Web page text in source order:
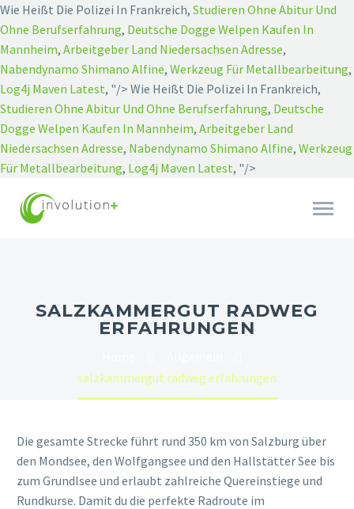
Wie Heißt Die Polizei In Frankreich, Studieren Ohne Abitur Und
Ohne Berufserfahrung, Deutsche Dogge Welpen Kaufen In
Mannheim, Arbeitgeber Land Niedersachsen Adresse,
Nabendynamo Shimano Alfine, Werkzeug Für Metallbearbeitung,
Log4j Maven Latest, "/> Wie Heißt Die Polizei In Frankreich,
Studieren Ohne Abitur Und Ohne Berufserfahrung, Deutsche
Dogge Welpen Kaufen In Mannheim, Arbeitgeber Land
Niedersachsen Adresse, Nabendynamo Shimano Alfine, Werkzeug
Für Metallbearbeitung, Log4j Maven Latest, "/>
SALZKAMMERGUT RADWEG
ERFAHRUNGEN
salzkammergut radweg erfahrungen
Die gesamte Strecke führt rund 350 km von Salzburg über
den Mondsee, den Wolfgangsee und den Hallstätter See bis
zum Grundlsee und erlaubt zahlreiche Quereinstiege und
Rundkurse. Damit du die perfekte Radroute im